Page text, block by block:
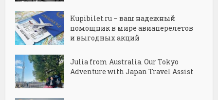
Kupibilet.ru – ваш надежный
помощник в мире авиаперелетов
и выгодных акций
Julia from Australia. Our Tokyo
Adventure with Japan Travel Assist